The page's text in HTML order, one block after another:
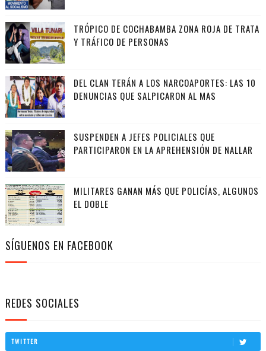
TRÓPICO DE COCHABAMBA ZONA ROJA DE TRATA
Y TRÁFICO DE PERSONAS
DEL CLAN TERÁN A LOS NARCOAPORTES: LAS 10
DENUNCIAS QUE SALPICARON AL MAS
SUSPENDEN A JEFES POLICIALES QUE
PARTICIPARON EN LA APREHENSIÓN DE NALLAR
MILITARES GANAN MÁS QUE POLICÍAS, ALGUNOS
EL DOBLE
SÍGUENOS EN FACEBOOK
REDES SOCIALES
TWITTER